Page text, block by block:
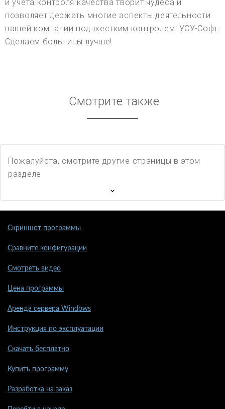
и учета контроля качества творит чудеса и
позволяет держать многие аспекты деятельности
вашей компании под жестким контролем. УСУ-Софт:
Сделаем больницы лучше!
Смотрите также
Пожалуйста, смотрите другие страницы в этом
разделе
Скриншот программы
Сравните конфигурации
Смотреть видео
Цена программы
Аренда сервера Windows
Инструкция по эксплуатации
Скачать бесплатно
Купить программу
Разработка на заказ